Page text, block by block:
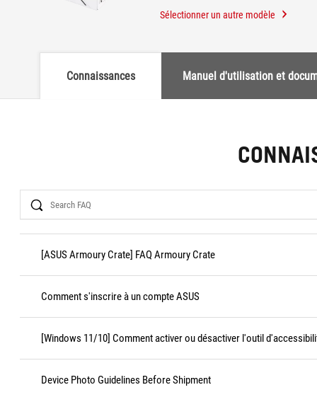
Sélectionner un autre modèle
Connaissances Manuel d'utilisation et
Search
[ASUS Armoury Crate] FAQ Armoury Crate
Comment s'inscrire à un compte ASUS
[Windows 11/10] Comment activer ou désactiver l'outil
Device Photo Guidelines Before Shipment